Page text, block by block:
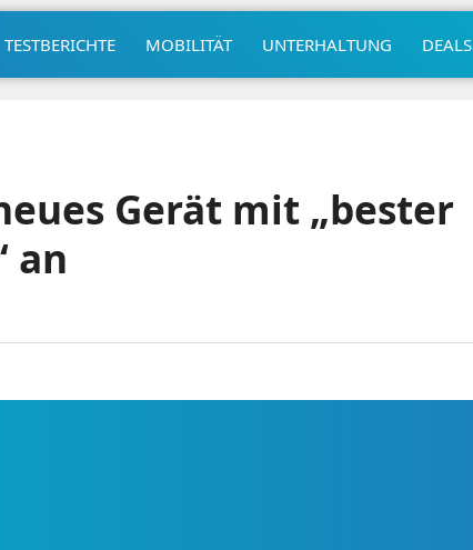
TESTBERICHTE MOBILITÄT UNTERHALTUNG DEALS
Gerät mit „bester
an